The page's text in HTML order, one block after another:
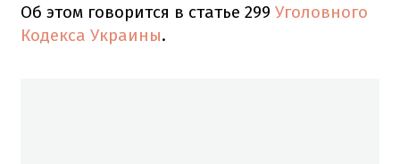
Об этом говорится в статье 299 Уголовного
Кодекса Украины.